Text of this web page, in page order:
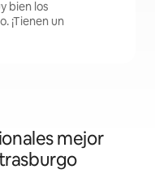
bien los
¡Tienen un
mejor